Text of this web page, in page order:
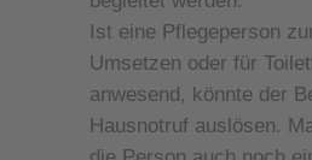
Ist eine Pflegeperson
Umsetzen oder für
anwesend, könnte der
Hausnotruf auslösen.